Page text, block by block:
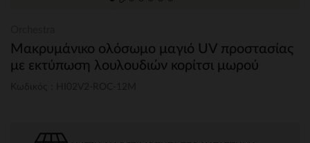
Μακρυμάνικο ολόσωμο μαγιό UV προστασίας
με εκτύπωση λουλουδιών κορίτσι μωρού